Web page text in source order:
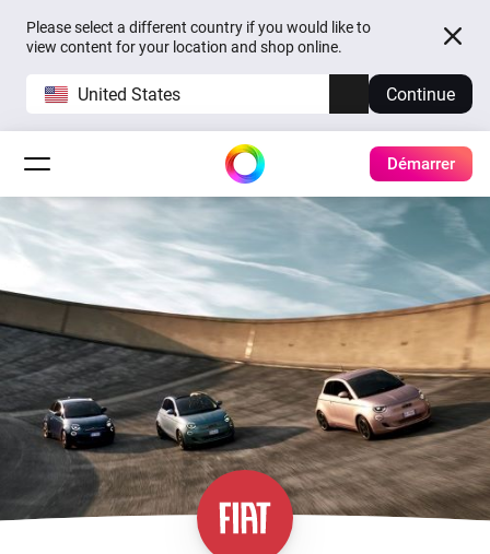
Please select a different country if you would like to
view content for your location and shop online.
United States Continue
Démarrer